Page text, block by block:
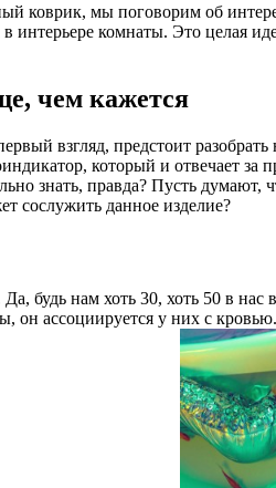
коврик, мы поговорим об
комнаты. Это целая
чем кажется
взгляд, предстоит
который и отвечает за
знать, правда? Пусть думают,
сослужить данное изделие?
будь нам хоть 30, хоть 50 в нас
ассоциируется у них с